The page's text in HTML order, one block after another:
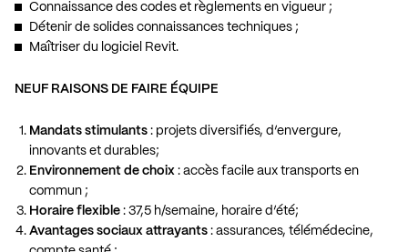
Connaissance des codes et règlements en vigueur ;
Détenir de solides connaissances techniques ;
Maîtriser du logiciel Revit.
NEUF RAISONS DE FAIRE ÉQUIPE
Mandats stimulants : projets diversifiés, d’envergure,
innovants et durables;
Environnement de choix : accès facile aux transports en
commun ;
Horaire flexible : 37,5 h/semaine, horaire d’été;
Avantages sociaux attrayants : assurances, télémédecine,